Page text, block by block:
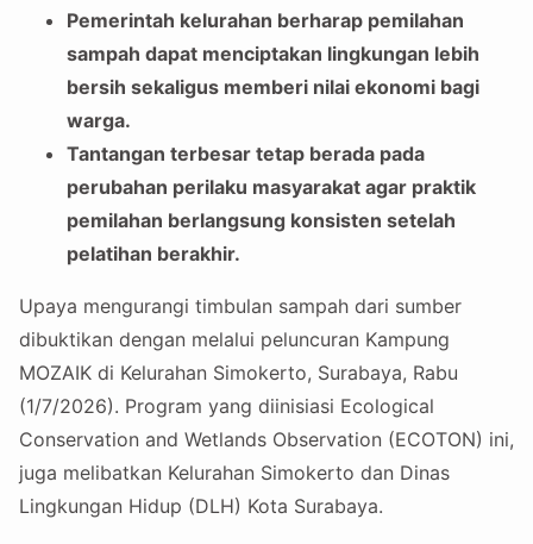
Pemerintah kelurahan berharap pemilahan
sampah dapat menciptakan lingkungan lebih
bersih sekaligus memberi nilai ekonomi bagi
warga.
Tantangan terbesar tetap berada pada
perubahan perilaku masyarakat agar praktik
pemilahan berlangsung konsisten setelah
pelatihan berakhir.
Upaya mengurangi timbulan sampah dari sumber
dibuktikan dengan melalui peluncuran Kampung
MOZAIK di Kelurahan Simokerto, Surabaya, Rabu
(1/7/2026). Program yang diinisiasi Ecological
Conservation and Wetlands Observation (ECOTON) ini,
juga melibatkan Kelurahan Simokerto dan Dinas
Lingkungan Hidup (DLH) Kota Surabaya.